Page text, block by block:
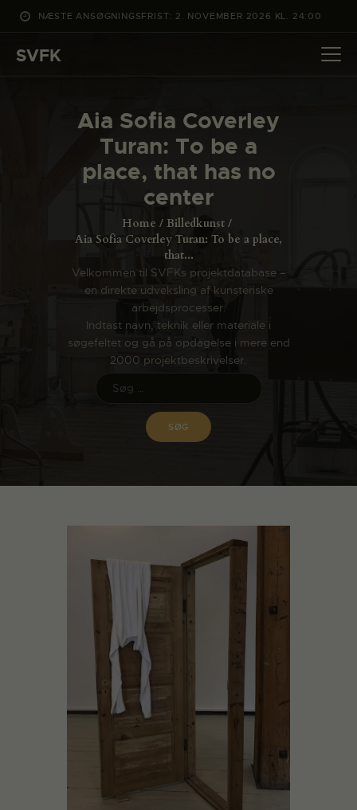
NÆSTE ANSØGNINGSFRIST: 2. NOVEMBER 2026 KL. 24:00
SVFK
Aia Sofia Coverley
Turan: To be a
place, that has no
center
Home
Billedkunst
Aia Sofia Coverley Turan: To be a place,
that...
Velkommen til SVFKs projektdatabase –
en direkte udveksling af kunsteriske
arbejdsprocesser.
Indtast navn, teknik eller materiale i
søgefeltet og gå på opdagelse i mere end
2000 projektbeskrivelser.
DET SKER
PROJEKTER
CHANNEL
ANSØG
ENGLISH